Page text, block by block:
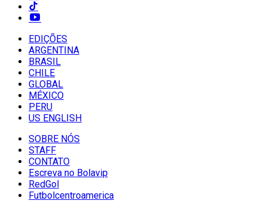
EDIÇÕES
ARGENTINA
BRASIL
CHILE
GLOBAL
MÉXICO
PERU
US ENGLISH
SOBRE NÓS
STAFF
CONTATO
Escreva no Bolavip
RedGol
Futbolcentroamerica